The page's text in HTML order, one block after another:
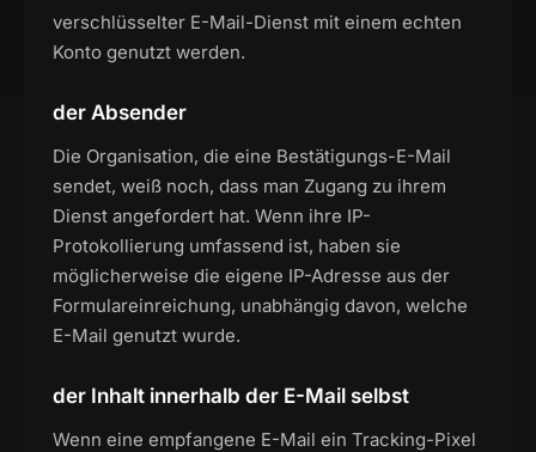
verschlüsselter E-Mail-Dienst mit einem echten
Konto genutzt werden.
der Absender
Die Organisation, die eine Bestätigungs-E-Mail
sendet, weiß noch, dass man Zugang zu ihrem
Dienst angefordert hat. Wenn ihre IP-
Protokollierung umfassend ist, haben sie
möglicherweise die eigene IP-Adresse aus der
Formulareinreichung, unabhängig davon, welche
E-Mail genutzt wurde.
der Inhalt innerhalb der E-Mail selbst
Wenn eine empfangene E-Mail ein Tracking-Pixel